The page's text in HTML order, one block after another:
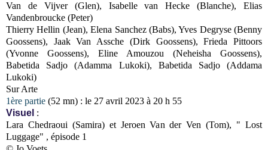
Van de Vijver (Glen), Isabelle van Hecke (Blanche), Elias
Vandenbroucke (Peter)
Thierry Hellin (Jean), Elena Sanchez (Babs), Yves Degryse (Benny
Goossens), Jaak Van Assche (Dirk Goossens), Frieda Pittoors
(Yvonne Goossens), Eline Amouzou (Neheisha Goossens),
Babetida Sadjo (Adamma Lukoki), Babetida Sadjo (Addama
Lukoki)
Sur Arte
1ère partie (52 mn) : le 27 avril 2023 à 20 h 55
Visuel :
Lara Chedraoui (Samira) et Jeroen Van der Ven (Tom), " Lost
Luggage" , épisode 1